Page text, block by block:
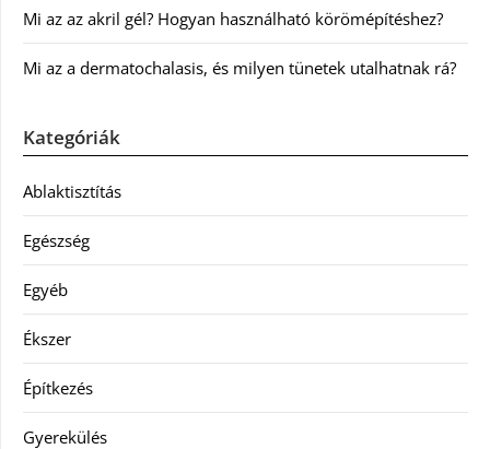
Mi az az akril gél? Hogyan használható körömépítéshez?
Mi az a dermatochalasis, és milyen tünetek utalhatnak rá?
Kategóriák
Ablaktisztítás
Egészség
Egyéb
Ékszer
Építkezés
Gyerekülés